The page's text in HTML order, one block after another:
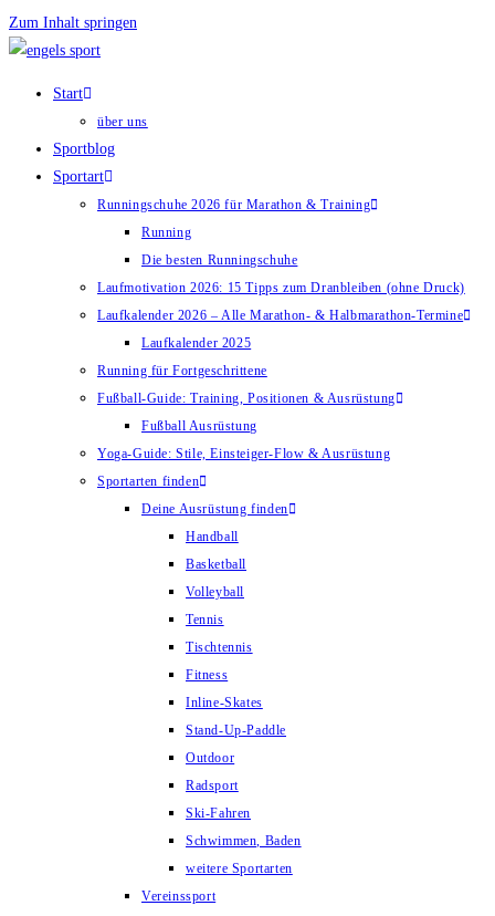
Zum Inhalt springen
Start
über uns
Sportblog
Sportart
Runningschuhe 2026 für Marathon & Training
Running
Die besten Runningschuhe
Laufmotivation 2026: 15 Tipps zum Dranbleiben (ohne Druck)
Laufkalender 2026 – Alle Marathon- & Halbmarathon-Termine
Laufkalender 2025
Running für Fortgeschrittene
Fußball-Guide: Training, Positionen & Ausrüstung
Fußball Ausrüstung
Yoga-Guide: Stile, Einsteiger-Flow & Ausrüstung
Sportarten finden
Deine Ausrüstung finden
Handball
Basketball
Volleyball
Tennis
Tischtennis
Fitness
Inline-Skates
Stand-Up-Paddle
Outdoor
Radsport
Ski-Fahren
Schwimmen, Baden
weitere Sportarten
Vereinssport